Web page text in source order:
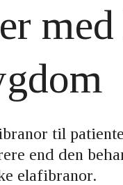
til
end den
elafibranor.